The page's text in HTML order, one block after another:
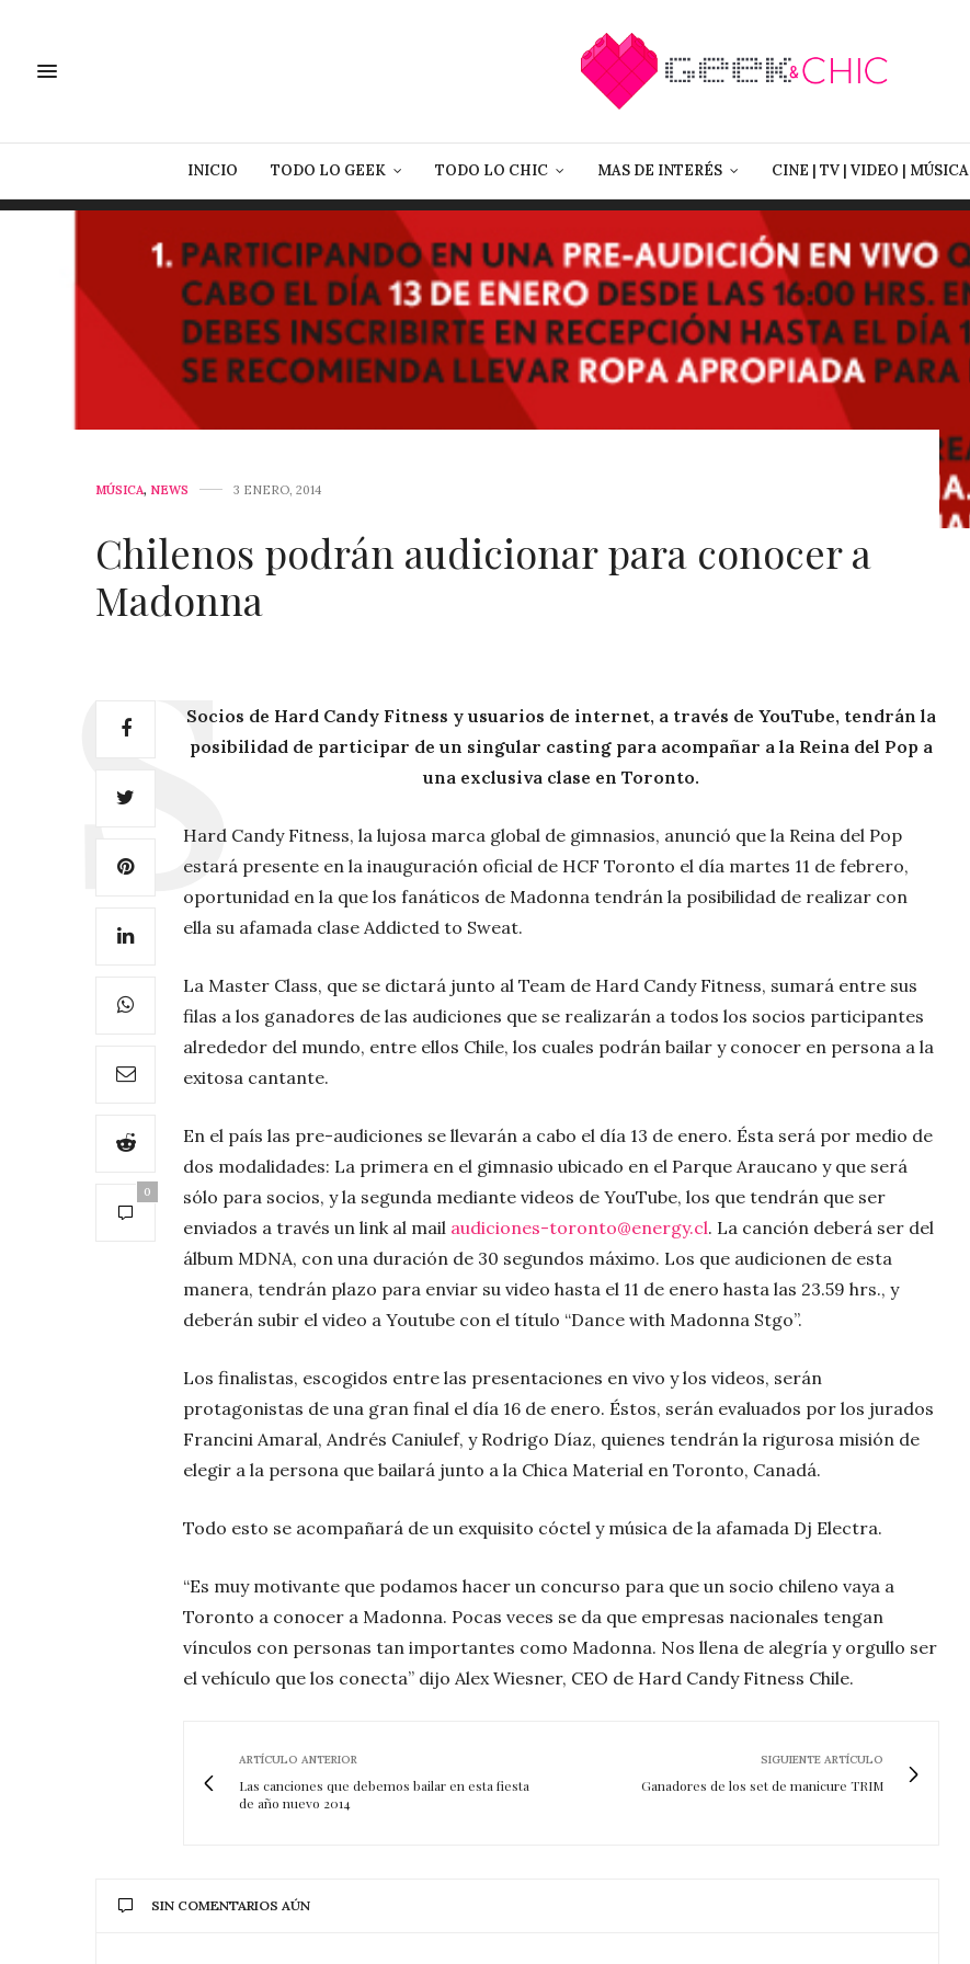
INICIO TODO LO GEEK TODO LO CHIC MAS DE INTERÉS CINE | TV | VIDEO | MÚSICA
MÚSICA, NEWS 3 ENERO, 2014
Chilenos podrán audicionar para conocer a
Madonna
0
Socios de Hard Candy Fitness y usuarios de internet, a través de YouTube, tendrán la
posibilidad de participar de un singular casting para acompañar a la Reina del Pop a
una exclusiva clase en Toronto.
Hard Candy Fitness, la lujosa marca global de gimnasios, anunció que la Reina del Pop
estará presente en la inauguración oficial de HCF Toronto el día martes 11 de febrero,
oportunidad en la que los fanáticos de Madonna tendrán la posibilidad de realizar con
ella su afamada clase Addicted to Sweat.
La Master Class, que se dictará junto al Team de Hard Candy Fitness, sumará entre sus
filas a los ganadores de las audiciones que se realizarán a todos los socios participantes
alrededor del mundo, entre ellos Chile, los cuales podrán bailar y conocer en persona a la
exitosa cantante.
En el país las pre-audiciones se llevarán a cabo el día 13 de enero. Ésta será por medio de
dos modalidades: La primera en el gimnasio ubicado en el Parque Araucano y que será
sólo para socios, y la segunda mediante videos de YouTube, los que tendrán que ser
enviados a través un link al mail audiciones-toronto@energy.cl. La canción deberá ser del
álbum MDNA, con una duración de 30 segundos máximo. Los que audicionen de esta
manera, tendrán plazo para enviar su video hasta el 11 de enero hasta las 23.59 hrs., y
deberán subir el video a Youtube con el título “Dance with Madonna Stgo”.
Los finalistas, escogidos entre las presentaciones en vivo y los videos, serán
protagonistas de una gran final el día 16 de enero. Éstos, serán evaluados por los jurados
Francini Amaral, Andrés Caniulef, y Rodrigo Díaz, quienes tendrán la rigurosa misión de
elegir a la persona que bailará junto a la Chica Material en Toronto, Canadá.
Todo esto se acompañará de un exquisito cóctel y música de la afamada Dj Electra.
“Es muy motivante que podamos hacer un concurso para que un socio chileno vaya a
Toronto a conocer a Madonna. Pocas veces se da que empresas nacionales tengan
vínculos con personas tan importantes como Madonna. Nos llena de alegría y orgullo ser
el vehículo que los conecta” dijo Alex Wiesner, CEO de Hard Candy Fitness Chile.
ARTÍCULO ANTERIOR
Las canciones que debemos bailar en esta fiesta
de año nuevo 2014
SIGUIENTE ARTÍCULO
Ganadores de los set de manicure TRIM
SIN COMENTARIOS AÚN